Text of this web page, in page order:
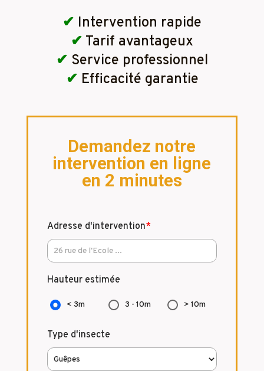
✔ Intervention rapide
✔ Tarif avantageux
✔ Service professionnel
✔ Efficacité garantie
Demandez notre
intervention en ligne
en 2 minutes
Adresse d'intervention*
Hauteur estimée
< 3m 3 - 10m > 10m
Type d'insecte